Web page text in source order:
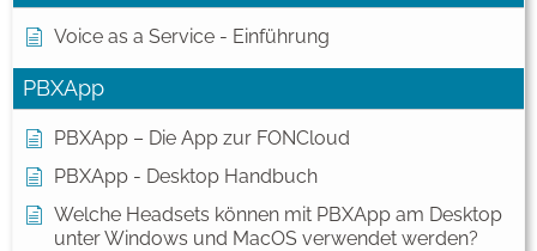
Voice as a Service - Einführung
PBXApp
PBXApp – Die App zur FONCloud
PBXApp - Desktop Handbuch
Welche Headsets können mit PBXApp am Desktop
unter Windows und MacOS verwendet werden?